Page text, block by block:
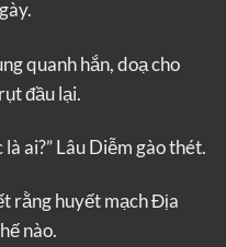
quanh hắn, doạ cho
đầu lại.
ai?” Lâu Diễm gào thét.
rằng huyết mạch Địa
nào.